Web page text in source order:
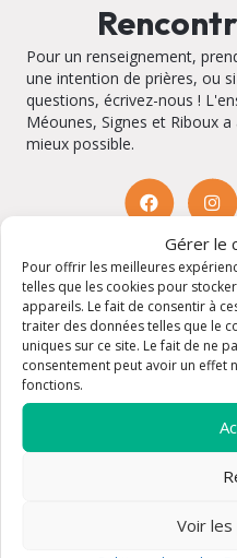
Gérer le
Pour offrir les meilleures
telles que les cookies pour
appareils. Le fait de consentir à
traiter des données telles que le
uniques sur ce site. Le fait de ne
consentement peut avoir un effet
fonctions.
Voir
Pour un renseignement,
une intention de prières, ou
questions, écrivez-nous !
Méounes, Signes et Riboux
mieux possible.
Église Saint-Maur
Adresse : 1 Pl. de la
Email :
Tel : 04 94 48 98 42
Horaires : Tous les jours
: Les Mardis et Vendredis
après la Messe / sur
mardis jusqu'à 16h30 /
midi jusqu'à 16h30 /
Église Saint-